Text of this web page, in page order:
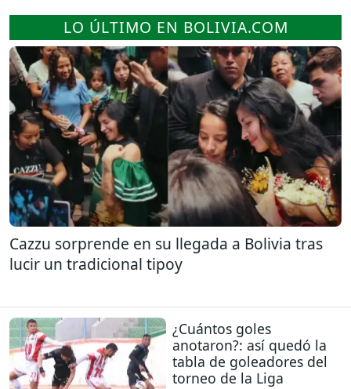
LO ÚLTIMO EN BOLIVIA.COM
Cazzu sorprende en su llegada a Bolivia tras
lucir un tradicional tipoy
¿Cuántos goles
anotaron?: así quedó la
tabla de goleadores del
torneo de la Liga